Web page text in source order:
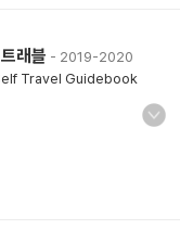
래블 - 2019-2020
Self Travel Guidebook